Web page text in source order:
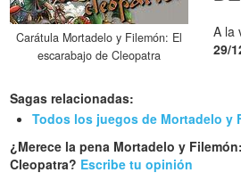
Carátula Mortadelo y Filemón: El
escarabajo de Cleopatra
A la
29/
Sagas relacionadas:
Todos los juegos de Mortadelo y
¿Merece la pena Mortadelo y
Cleopatra? Escribe tu opinión